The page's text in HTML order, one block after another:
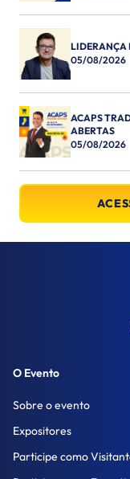
LIDERANÇA
05/08/2026
ACAPS
ABERTAS
05/08/2026
O Evento
Sobre o evento
Expositores
Participe como